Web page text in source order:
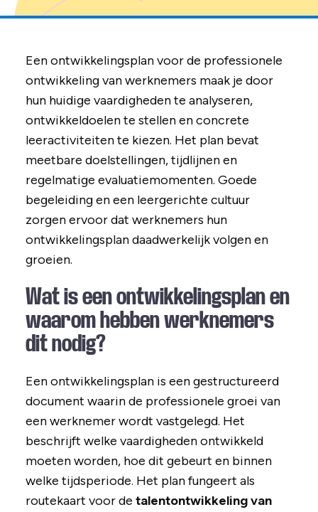
Een ontwikkelingsplan voor de professionele
ontwikkeling van werknemers maak je door
hun huidige vaardigheden te analyseren,
ontwikkeldoelen te stellen en concrete
leeractiviteiten te kiezen. Het plan bevat
meetbare doelstellingen, tijdlijnen en
regelmatige evaluatiemomenten. Goede
begeleiding en een leergerichte cultuur
zorgen ervoor dat werknemers hun
ontwikkelingsplan daadwerkelijk volgen en
groeien.
Wat is een ontwikkelingsplan en
waarom hebben werknemers
dit nodig?
Een ontwikkelingsplan is een gestructureerd
document waarin de professionele groei van
een werknemer wordt vastgelegd. Het
beschrijft welke vaardigheden ontwikkeld
moeten worden, hoe dit gebeurt en binnen
welke tijdsperiode. Het plan fungeert als
routekaart voor de talentontwikkeling van